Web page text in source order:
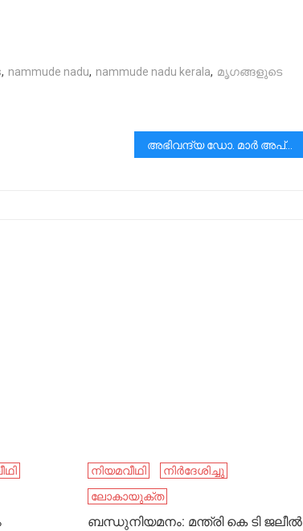
, nammude nadu, nammude nadu kerala, മൃഗങ്ങളുടെ
അഭിവന്ദ്യ ഡോ. മാർ അപ്രേം മെത്രാപ്പോലീത്ത:സംപ്രാപ്യതയുടെ മാർഗ്ഗദർശ്ശി
നിയമവീഥി
നിര്‍ദേശിച്ചു
ലോകായുക്ത
ബന്ധുനിയമനം: മന്ത്രി കെ ടി ജലീല്‍